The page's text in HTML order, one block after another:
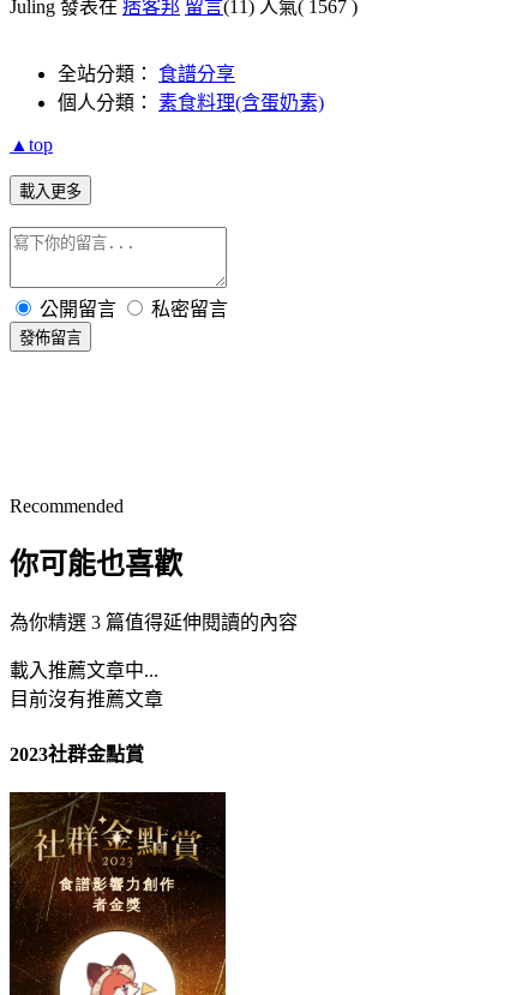
Juling 發表在 痞客邦 留言(11) 人氣( 1567 )
全站分類： 食譜分享
個人分類： 素食料理(含蛋奶素)
▲top
載入更多
公開留言 私密留言
發佈留言
Recommended
你可能也喜歡
為你精選 3 篇值得延伸閱讀的內容
載入推薦文章中...
目前沒有推薦文章
2023社群金點賞